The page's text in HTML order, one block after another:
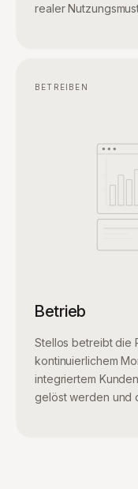
realer
BETREIBEN
Betrieb
Stellos betreibt die
kontinuierlichem
integriertem
gelöst werden und